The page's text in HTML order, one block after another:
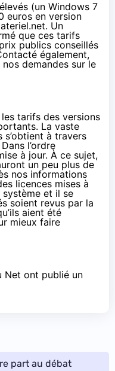
(un Windows 7
euros en version
Un
que ces tarifs
publics conseillés
également,
nos demandes sur le
les tarifs des versions
La vaste
à travers
l’ordre
à jour. À ce sujet,
un peu plus de
nos informations
licences mises à
système et il se
soient revus par la
aient été
mieux faire
Net ont publié un
part au débat